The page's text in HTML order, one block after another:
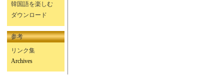
韓国語を楽しむ
ダウンロード
参考
リンク集
Archives